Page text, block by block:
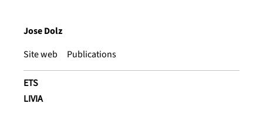
Jose Dolz
Site web
Publications
ETS
LIVIA